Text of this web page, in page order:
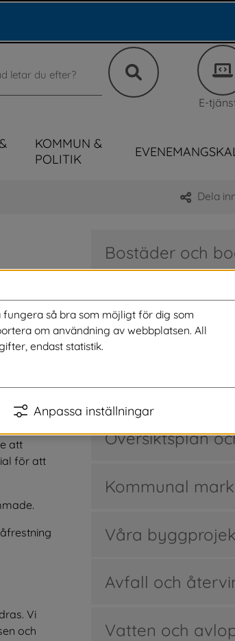
E-
KOMMUN &
POLITIK
Dela
din
är vid
att
för att
Vi
och
Bostäder och
Bygga nytt,
fastighetsfrågor
Översiktsplan
Kommunal mark
Våra
Avfall och
Vatten och
så bra som möjligt för dig som
om användning av webbplatsen. All
endast statistik.
Anpassa inställningar